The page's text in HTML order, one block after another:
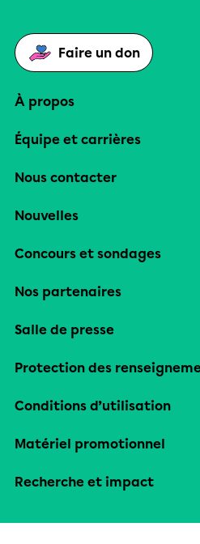
Faire un don
À propos
Équipe et carrières
Nous contacter
Nouvelles
Concours et sondages
Nos partenaires
Salle de presse
Protection des
Conditions d’utilisation
Matériel promotionnel
Recherche et impact